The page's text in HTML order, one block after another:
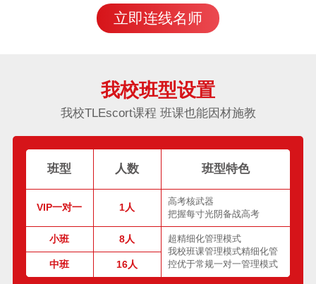
立即连线名师
我校班型设置
我校TLEscort课程 班课也能因材施教
班型 人数 班型特色
VIP一对一 1人
高考核武器
把握每寸光阴备战高考
小班 8人
超精细化管理模式
我校班课管理模式精细化管
控优于常规一对一管理模式
中班 16人